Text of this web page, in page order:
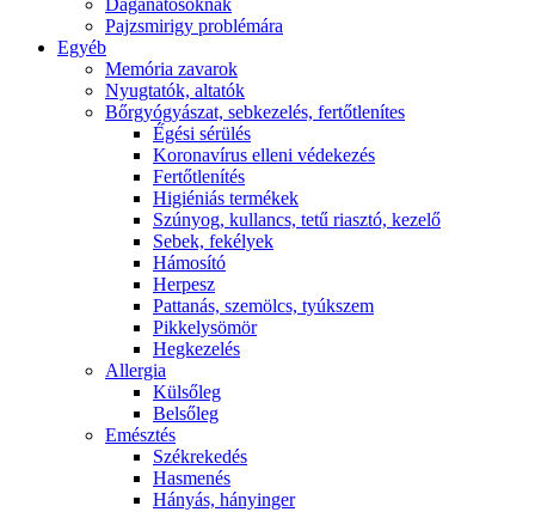
Daganatosoknak
Pajzsmirigy problémára
Egyéb
Memória zavarok
Nyugtatók, altatók
Bőrgyógyászat, sebkezelés, fertőtlenítes
É́gési sérülés
Koronavírus elleni védekezés
Fertőtlenítés
Higiéniás termékek
Szúnyog, kullancs, tetű riasztó, kezelő
Sebek, fekélyek
Hámosító
Herpesz
Pattanás, szemölcs, tyúkszem
Pikkelysömör
Hegkezelés
Allergia
Külsőleg
Belsőleg
Emésztés
Székrekedés
Hasmenés
Hányás, hányinger